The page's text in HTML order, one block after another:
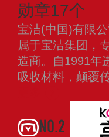
勋章17个
宝洁(中国)有限
属于宝洁集团，
造商。自1991年
吸收材料，颠覆
NO.2